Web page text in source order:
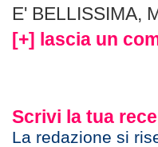
E' BELLISSIMA,
[+] lascia un
Scrivi la tua
La redazione si